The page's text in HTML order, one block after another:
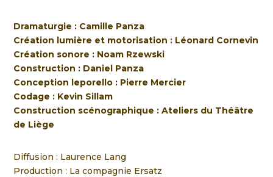
Dramaturgie : Camille Panza
Création lumière et motorisation : Léonard Cornevin
Création sonore : Noam Rzewski
Construction : Daniel Panza
Conception leporello : Pierre Mercier
Codage : Kevin Sillam
Construction scénographique : Ateliers du Théâtre
de Liège
Diffusion : Laurence Lang
Production : La compagnie Ersatz